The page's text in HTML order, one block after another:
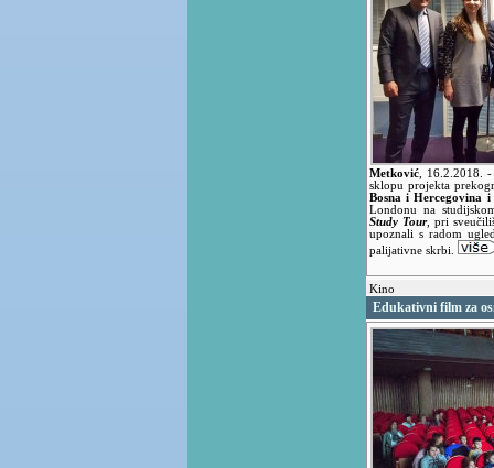
Metković 16.2.2018. -
sklopu projekta
Bosna i Hercegovina
Londonu na
Study Tour, pri
upoznali s radom
palijativne skrbi.
Kino
Edukativni film za